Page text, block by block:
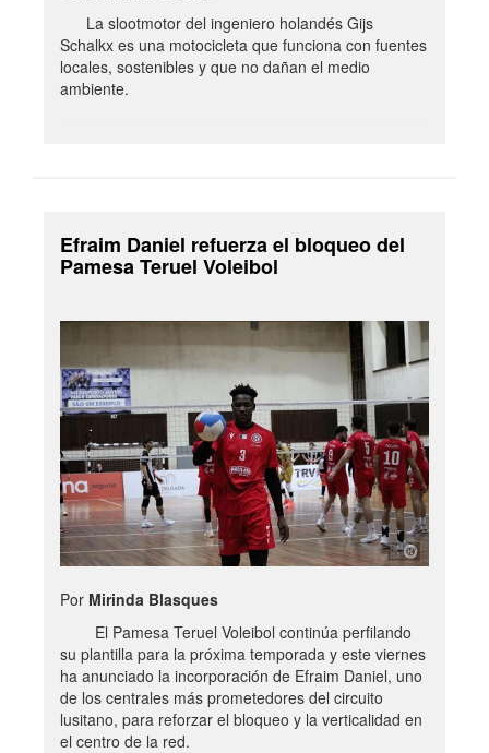
La slootmotor del ingeniero holandés Gijs
Schalkx es una motocicleta que funciona con fuentes
locales, sostenibles y que no dañan el medio
ambiente.
Efraim Daniel refuerza el bloqueo del
Pamesa Teruel Voleibol
Por Mirinda Blasques
El Pamesa Teruel Voleibol continúa perfilando
su plantilla para la próxima temporada y este viernes
ha anunciado la incorporación de Efraim Daniel, uno
de los centrales más prometedores del circuito
lusitano, para reforzar el bloqueo y la verticalidad en
el centro de la red.